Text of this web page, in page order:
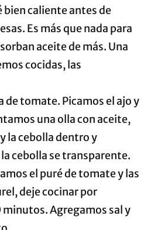
bien caliente antes de
Es más que nada para
aceite de más. Una
cocidas, las
de tomate. Picamos el ajo y
una olla con aceite,
la cebolla dentro y
cebolla se transparente.
el puré de tomate y las
deje cocinar por
Agregamos sal y